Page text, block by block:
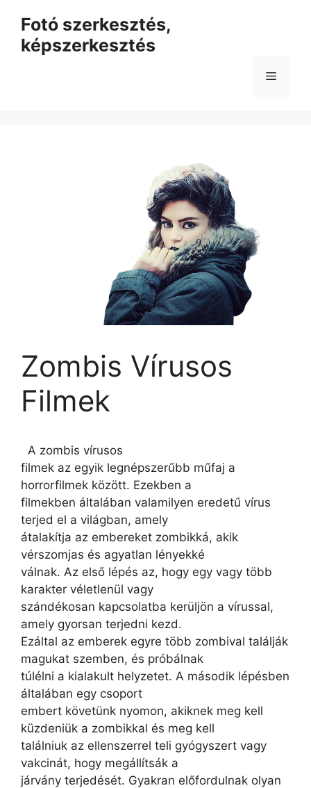
tartalomba
Fotó szerkesztés,
képszerkesztés
Menü
Zombis Vírusos
Filmek
A zombis vírusos
filmek az egyik legnépszerűbb műfaj a
horrorfilmek között. Ezekben a
filmekben általában valamilyen eredetű vírus
terjed el a világban, amely
átalakítja az embereket zombikká, akik
vérszomjas és agyatlan lényekké
válnak. Az első lépés az, hogy egy vagy több
karakter véletlenül vagy
szándékosan kapcsolatba kerüljön a vírussal,
amely gyorsan terjedni kezd.
Ezáltal az emberek egyre több zombival találják
magukat szemben, és próbálnak
túlélni a kialakult helyzetet. A második lépésben
általában egy csoport
embert követünk nyomon, akiknek meg kell
küzdeniük a zombikkal és meg kell
találniuk az ellenszerrel teli gyógyszert vagy
vakcinát, hogy megállítsák a
járvány terjedését. Gyakran előfordulnak olyan